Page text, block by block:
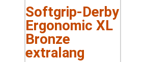
Softgrip-Derby
Ergonomic XL
Bronze
extralang